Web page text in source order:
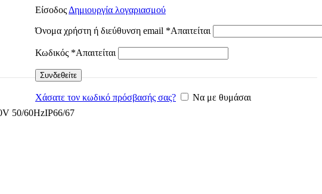
Είσοδος Δημιουργία λογαριασμού
Όνομα χρήστη ή διεύθυνση email *Απαιτείται
Κωδικός *Απαιτείται
Συνδεθείτε
Χάσατε τον κωδικό πρόσβασής σας? Να με θυμάσαι
50/60HzIP66/67